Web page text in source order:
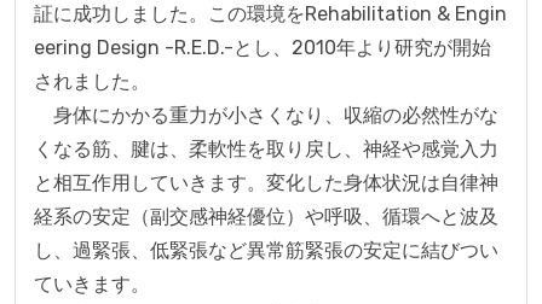
証に成功しました。この環境をRehabilitation & Engin
eering Design -R.E.D.-とし、2010年より研究が開始
されました。
身体にかかる重力が小さくなり、収縮の必然性がな
くなる筋、腱は、柔軟性を取り戻し、神経や感覚入力
と相互作用していきます。変化した身体状況は自律神
経系の安定（副交感神経優位）や呼吸、循環へと波及
し、過緊張、低緊張など異常筋緊張の安定に結びつい
ていきます。